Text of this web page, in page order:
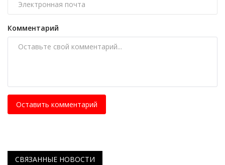
Комментарий
Оставить комментарий
СВЯЗАННЫЕ НОВОСТИ